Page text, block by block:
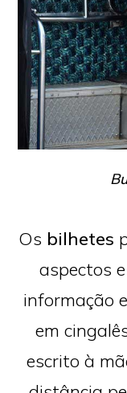
Os bilhetes
aspectos
informação
em
escrito à